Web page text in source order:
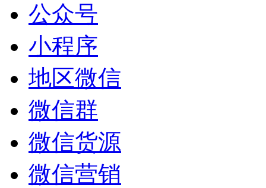
公众号
小程序
地区微信
微信群
微信货源
微信营销